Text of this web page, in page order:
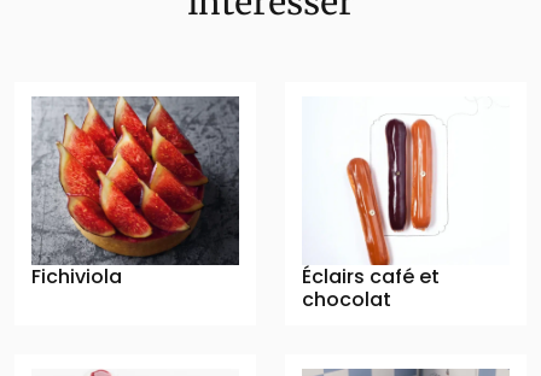
Fichiviola
Éclairs café et
chocolat